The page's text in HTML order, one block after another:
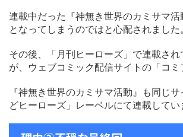
連載中だった『神無き世界のカミサマ活
となってしまうのではと心配されました。
その後、「月刊ヒーローズ」で連載さ
が、ウェブコミック配信サイトの「コミ
『神無き世界のカミサマ活動』も同じ
どヒーローズ」レーベルにて連載してい